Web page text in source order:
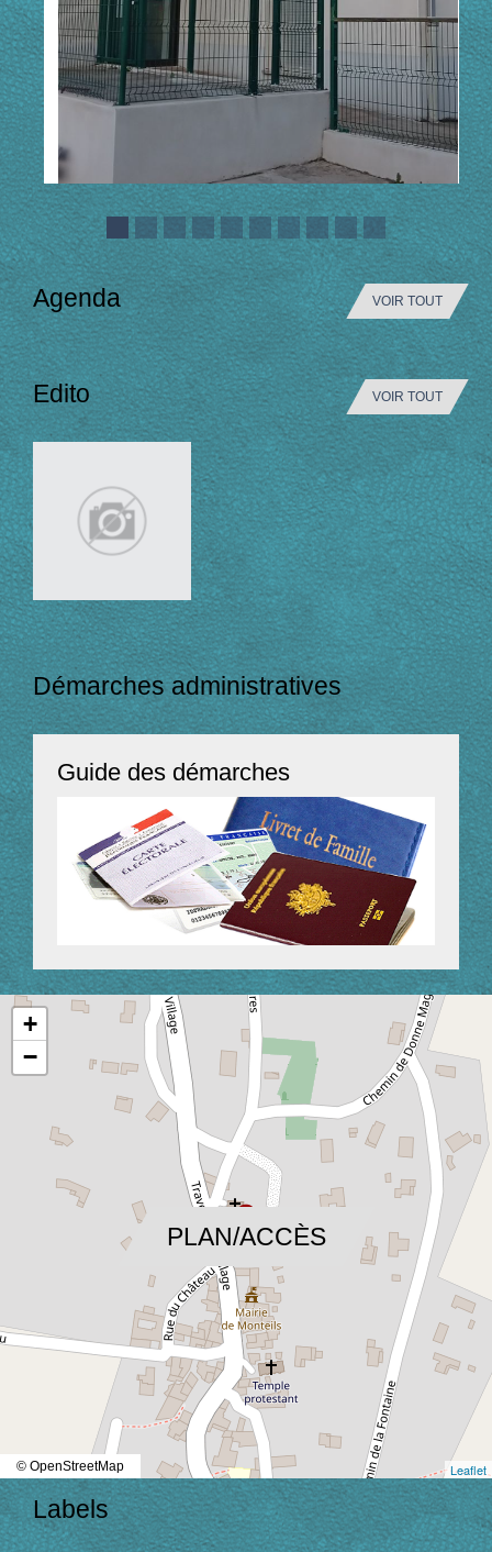
Agenda VOIR TOUT
Edito VOIR TOUT
Démarches administratives
Guide des démarches
PLAN/ACCÈS
location_on
+
−
Leaflet
© OpenStreetMap
Labels